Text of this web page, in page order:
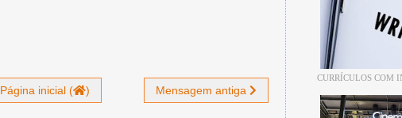
Mensagem antiga
Página inicial ( )
CURRÍCULOS COM